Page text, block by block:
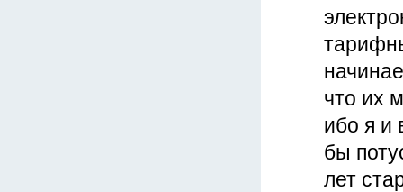
что их
ибо я и
бы
лет